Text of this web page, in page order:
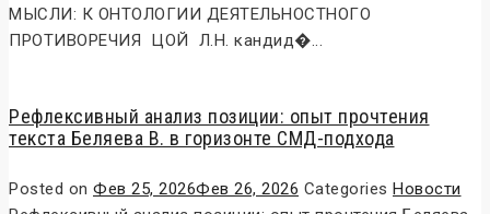
МЫСЛИ: К ОНТОЛОГИИ ДЕЯТЕЛЬНОСТНОГО
ПРОТИВОРЕЧИЯ ЦОЙ Л.Н. кандид�...
Рефлексивный анализ позиции: опыт прочтения
текста Беляева В. в горизонте СМД-подхода
Posted on Фев 25, 2026Фев 26, 2026 Categories Новости